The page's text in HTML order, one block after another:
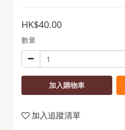
HK$40.00
數量
加入購物車
加入追蹤清單